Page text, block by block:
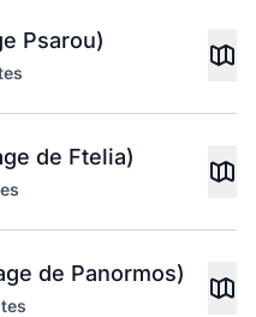
Psarou)
de Ftelia)
de Panormos)